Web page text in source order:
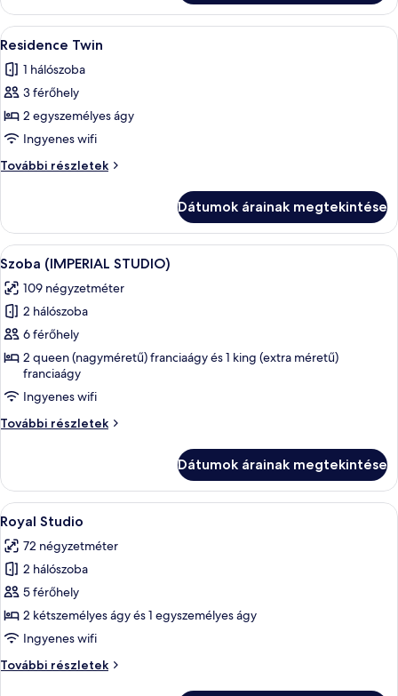
további
részletei
A
következő
szoba
összes
képének
megtekintése:
Residence
Twin
Egy szállodai szoba, amelyben egy
4
Residence Twin
1 hálószoba
3 férőhely
2 egyszemélyes ágy
Ingyenes wifi
További részletek
Residence
Dátumok árainak megtekintése
A
következő
szoba
összes
képének
megtekintése:
Szoba
(IMPERIAL
STUDIO)
Prémium ágynemű, széf a szobában,
5
Szoba (IMPERIAL STUDIO)
109 négyzetméter
2 hálószoba
6 férőhely
2 queen (nagyméretű) franciaágy és 1 king (extra méretű)
franciaágy
Ingyenes wifi
További részletek
Szoba
részletei
Dátumok árainak megtekintése
A
következő
szoba
összes
képének
megtekintése:
Royal
Prémium ágynemű, széf a szobában,
5
Royal Studio
72 négyzetméter
2 hálószoba
5 férőhely
2 kétszemélyes ágy és 1 egyszemélyes ágy
Ingyenes wifi
További részletek
Royal